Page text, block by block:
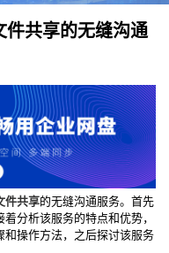
共享的无缝沟通
件共享的无缝沟通服务。首先
分析该服务的特点和优势，
操作方法，之后探讨该服务